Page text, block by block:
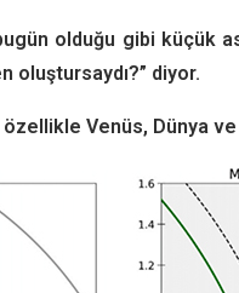
olduğu gibi
oluştursaydı?” diyor.
Venüs, Dünya ve